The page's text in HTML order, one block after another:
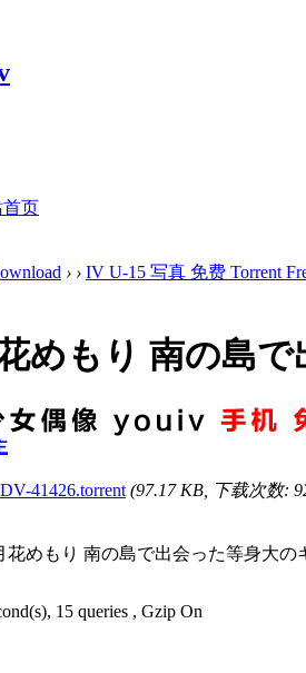
首页
› › IV U-15 写真 免费 Torrent
めもり 南の島
41426.torrent (97.17 KB, 下载次数:
15 queries , Gzip On